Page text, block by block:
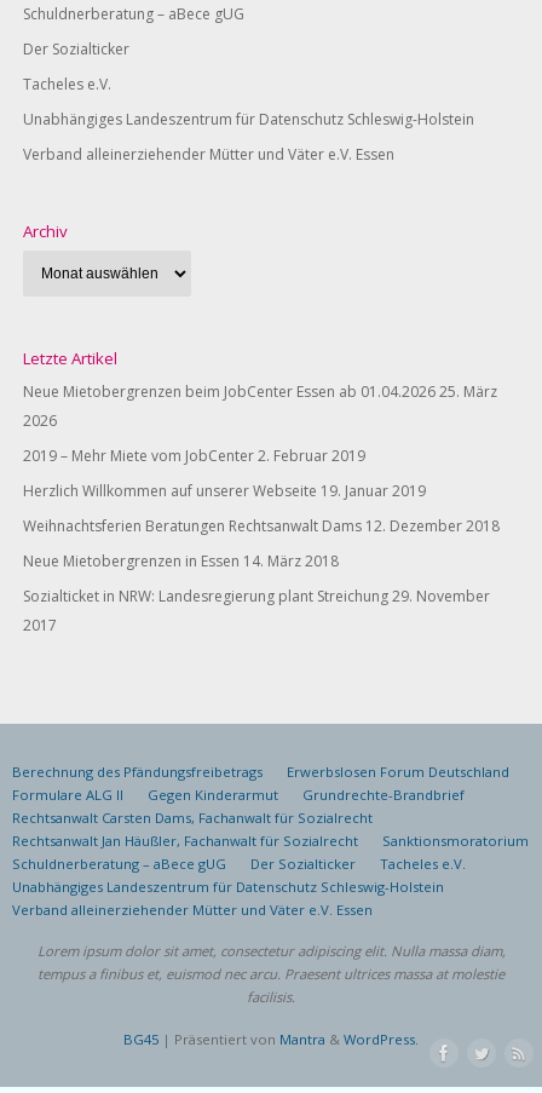
Schuldnerberatung – aBece gUG
Der Sozialticker
Tacheles e.V.
Unabhängiges Landeszentrum für Datenschutz Schleswig-Holstein
Verband alleinerziehender Mütter und Väter e.V. Essen
Archiv
Letzte Artikel
Neue Mietobergrenzen beim JobCenter Essen ab 01.04.202625. März
2026
2019 – Mehr Miete vom JobCenter2. Februar 2019
Herzlich Willkommen auf unserer Webseite 19. Januar 2019
Weihnachtsferien Beratungen Rechtsanwalt Dams 12. Dezember 2018
Neue Mietobergrenzen in Essen 14. März 2018
Sozialticket in NRW: Landesregierung plant Streichung29. November
2017
Berechnung des Pfändungsfreibetrags
Erwerbslosen Forum Deutschland
Formulare ALG II
Gegen Kinderarmut
Grundrechte-Brandbrief
Rechtsanwalt Carsten Dams, Fachanwalt für Sozialrecht
Rechtsanwalt Jan Häußler, Fachanwalt für Sozialrecht
Sanktionsmoratorium
Schuldnerberatung – aBece gUG
Der Sozialticker
Tacheles e.V.
Unabhängiges Landeszentrum für Datenschutz Schleswig-Holstein
Verband alleinerziehender Mütter und Väter e.V. Essen
Lorem ipsum dolor sit amet, consectetur adipiscing elit. Nulla massa diam,
tempus a finibus et, euismod nec arcu. Praesent ultrices massa at molestie
facilisis.
BG45 | Präsentiert von Mantra & WordPress.